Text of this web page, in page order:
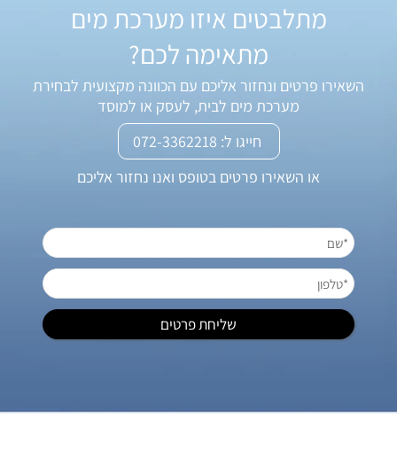
מתלבטים איזו מערכת מים
מתאימה לכם?
השאירו פרטים ונחזור אליכם עם הכוונה מקצועית לבחירת
מערכת מים לבית, לעסק או למוסד
חייגו ל: 072-3362218
או השאירו פרטים בטופס ואנו נחזור אליכם